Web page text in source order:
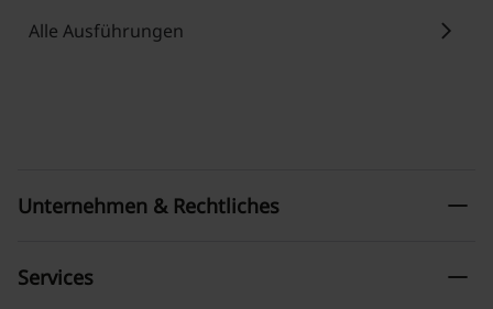
Alle Ausführungen chevron_right
Unternehmen & Rechtliches remove
Services remove